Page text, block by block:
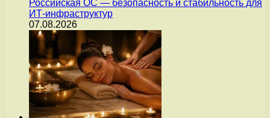
Российская ОС — безопасность и стабильность для
ИТ-инфраструктур
07.08.2026